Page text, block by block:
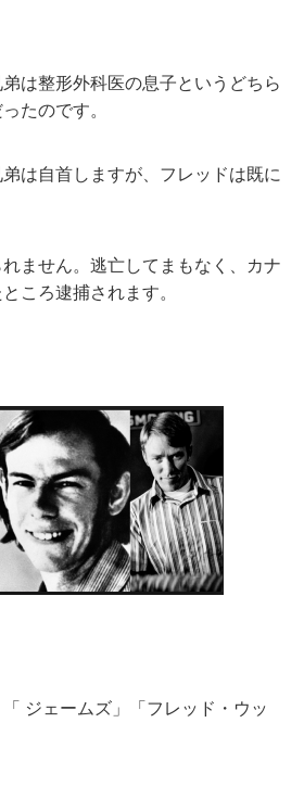
は整形外科医の息子というどちら
たのです。
は自首しますが、フレッドは既に
ません。逃亡してまもなく、カナ
ころ逮捕されます。
ジェームズ」「フレッド・ウッ